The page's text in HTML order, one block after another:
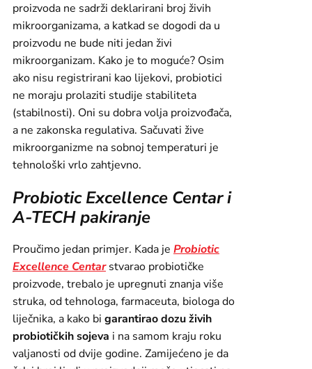
proizvoda ne sadrži deklarirani broj živih
mikroorganizama, a katkad se dogodi da u
proizvodu ne bude niti jedan živi
mikroorganizam. Kako je to moguće? Osim
ako nisu registrirani kao lijekovi, probiotici
ne moraju prolaziti studije stabiliteta
(stabilnosti). Oni su dobra volja proizvođača,
a ne zakonska regulativa. Sačuvati žive
mikroorganizme na sobnoj temperaturi je
tehnološki vrlo zahtjevno.
Probiotic Excellence Centar i
A-TECH pakiranje
Proučimo jedan primjer. Kada je Probiotic
Excellence Centarstvarao probiotičke
proizvode, trebalo je upregnuti znanja više
struka, od tehnologa, farmaceuta, biologa do
liječnika, a kako bi garantirao dozu živih
probiotičkih sojeva i na samom kraju roku
valjanosti od dvije godine. Zamijećeno je da